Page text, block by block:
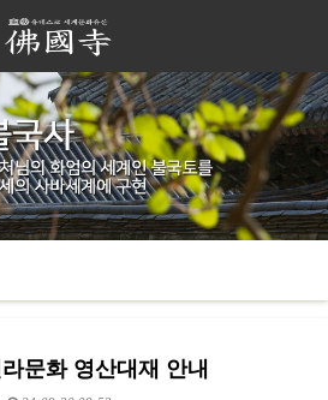
문화 영산대재 안내